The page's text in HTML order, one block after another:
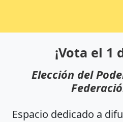
¡Vota el 1
Elección del
Espacio dedicado a